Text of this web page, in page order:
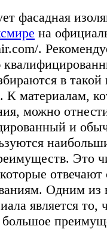
фасадная
на
.
в
К материалам,
можно
и
Это
отвечают
Одним
является то,
большое